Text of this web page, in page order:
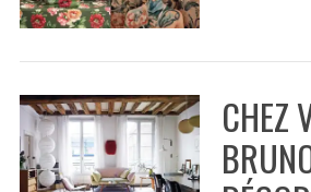
CHEZ
r
h
o
: